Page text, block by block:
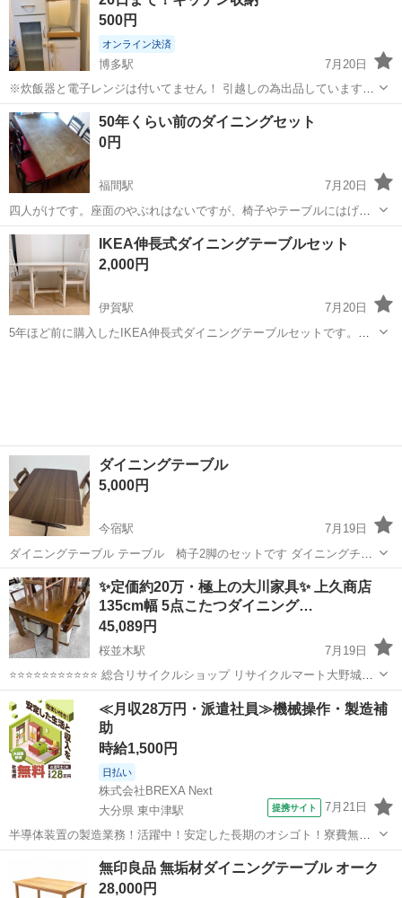
500円
オンライン決済
博多駅
7月20日
※炊飯器と電子レンジは付いてません！ 引越しの為出品しています。
福岡市博多区在住の為、直接受取に来れる方限定です。 棚のサイズは
横60奥行き40 高さ90です！ 棚の上の電子レンジラックは画像参照く
ださい！ 気になる方...
福岡 福岡市 博多駅 ダイニングセット
50年くらい前のダイニングセット
0円
福間駅
7月20日
四人がけです。座面のやぶれはないですが、椅子やテーブルにはげが
あります。
福岡 福津市 福間駅 ダイニングセット
IKEA伸長式ダイニングテーブルセット
2,000円
伊賀駅
7月20日
5年ほど前に購入したIKEA伸長式ダイニングテーブルセットです。
ダイニングテーブル
5,000円
今宿駅
7月19日
ダイニングテーブル テーブル 椅子2脚のセットです ダイニングチェ
アは回転式です サイズ 104×75 折りたたみの場合 75×75 引き渡しは
8月末になります 約3年ほど使用しました ノークレーム...
福岡 福岡市 今宿駅 ダイニングセット ダイニング
✨定価約20万・極上の大川家具✨ 上久商店
135cm幅 5点こたつダイニング…
45,089円
桜並木駅
7月19日
⭐️⭐️⭐️⭐️⭐️⭐️⭐️⭐️⭐️⭐️⭐️ 総合リサイクルショップ リサイクルマート大野城店
です ⭐️⭐️⭐️⭐️⭐️⭐️⭐️⭐️⭐️⭐️⭐️ 📜 商品内容 確かな木工技術で知られる大川の
老舗暖卓メーカー『上...
福岡 大野城市 桜並木駅 ダイニングセット 上久
≪月収28万円・派遣社員≫機械操作・製造補
助
時給1,500円
日払い
株式会社BREXA Next
大分県 東中津駅
提携サイト 7月21日
半導体装置の製造業務！活躍中！安定した長期のオシゴト！寮費無料
★赴任旅費会社負担◎20代～40代の男性活躍中★未経験活躍中！高時
給1,500円！《大分県中津市》 人気の工場のお仕事 ◇半導体装置内部
のシート製造◇ ＊クリー...
東中津駅 その他
無印良品 無垢材ダイニングテーブル オーク
28,000円